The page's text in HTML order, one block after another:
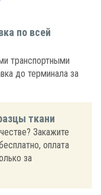
по всей
транспортными
до терминала за
ткани
Закажите
оплата
за